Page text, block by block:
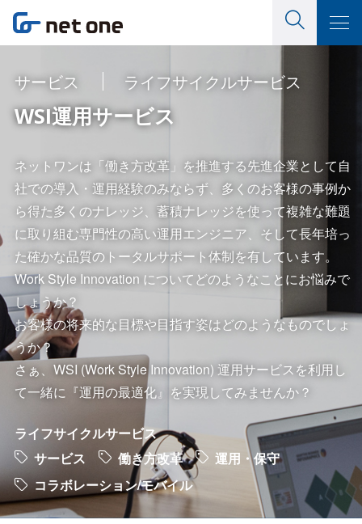
サービス ライフサイクルサービス
WSI運用サービス
ネットワンは「働き方改革」を推進する先進企業として自
社での導入・運用経験のみならず、多くのお客様の事例か
ら得た多くのナレッジ、蓄積ナレッジを使って複雑な難題
に取り組む専門性の高い運用エンジニア、そして長年培っ
た確かな品質のトータルサポート体制を有しています。
Work Style Innovation についてどのようなことにお悩みで
しょうか？
お客様の将来的な目標や目指す姿はどのようなものでしょ
うか？
さぁ、WSI (Work Style Innovation) 運用サービスを利用し
て一緒に『運用の最適化』を実現してみませんか？
ライフサイクルサービス
サービス
働き方改革
運用・保守
コラボレーション/モバイル